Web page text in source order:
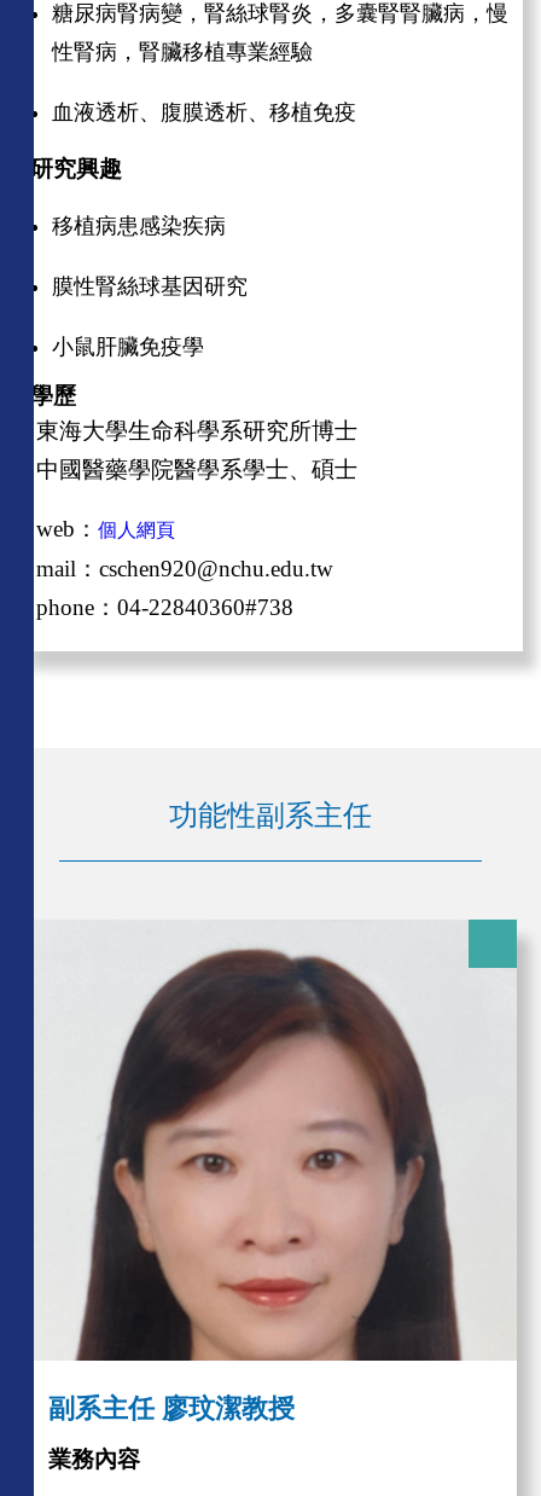
糖尿病腎病變，腎絲球腎炎，多囊腎腎臟病，慢
性腎病，腎臟移植專業經驗
血液透析、腹膜透析、移植免疫
研究興趣
移植病患感染疾病
膜性腎絲球基因研究
小鼠肝臟免疫學
學歷
東海大學生命科學系研究所博士
中國醫藥學院醫學系學士、碩士
web： 個人網頁
mail： cschen920@nchu.edu.tw
phone：04-22840360#738
功能性副系主任
副系主任 廖玟潔教授
業務內容